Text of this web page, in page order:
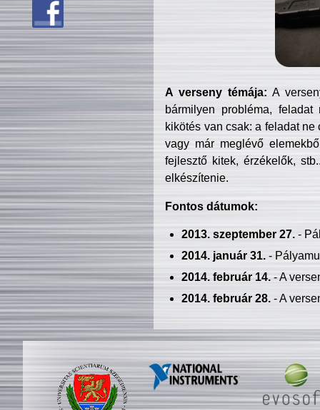
A verseny témája: A
bármilyen probléma, feladat
kikötés van csak: a feladat
vagy már meglévő
fejlesztő kitek, érzékelők,
elkészítenie.
Fontos dátumok:
2013. szeptember 27.-
2014. január 31.-
2014. február 14.- A
2014. február 28.- A